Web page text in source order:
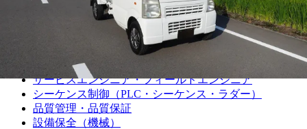
機械加工（溶接）
機械加工（その他）
組み立て・製造オペレーター
プラントオペレーター
食品・飲料・医薬品製造オペレーター
サービスエンジニア・フィールドエンジニア
シーケンス制御（PLC・シーケンス・ラダー）
品質管理・品質保証
設備保全（機械）